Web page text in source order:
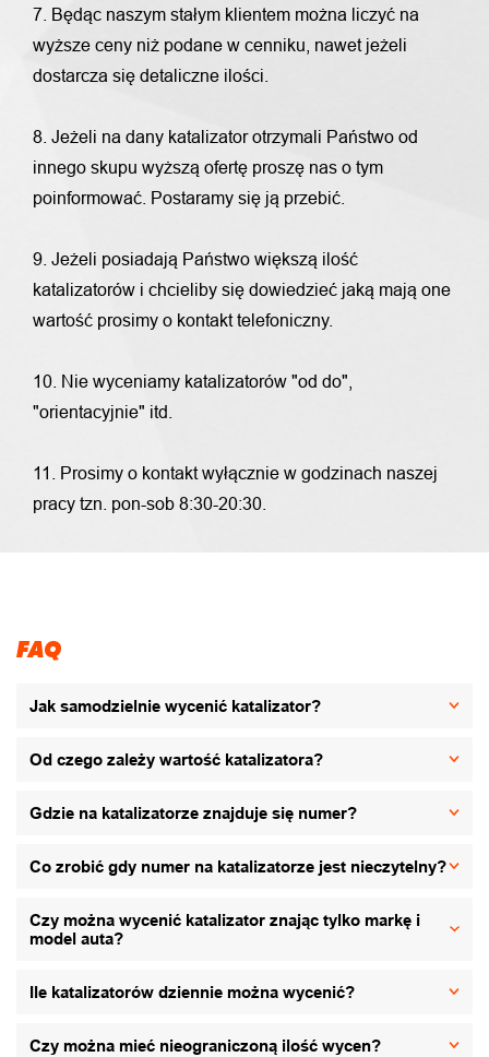
7. Będąc naszym stałym klientem można liczyć na
wyższe ceny niż podane w cenniku, nawet jeżeli
dostarcza się detaliczne ilości.
8. Jeżeli na dany katalizator otrzymali Państwo od
innego skupu wyższą ofertę proszę nas o tym
poinformować. Postaramy się ją przebić.
9. Jeżeli posiadają Państwo większą ilość
katalizatorów i chcieliby się dowiedzieć jaką mają one
wartość prosimy o kontakt telefoniczny.
10. Nie wyceniamy katalizatorów "od do",
"orientacyjnie" itd.
11. Prosimy o kontakt wyłącznie w godzinach naszej
pracy tzn. pon-sob 8:30-20:30.
FAQ
Jak samodzielnie wycenić katalizator?
Od czego zależy wartość katalizatora?
Gdzie na katalizatorze znajduje się numer?
Co zrobić gdy numer na katalizatorze jest nieczytelny?
Czy można wycenić katalizator znając tylko markę i
model auta?
Ile katalizatorów dziennie można wycenić?
Czy można mieć nieograniczoną ilość wycen?